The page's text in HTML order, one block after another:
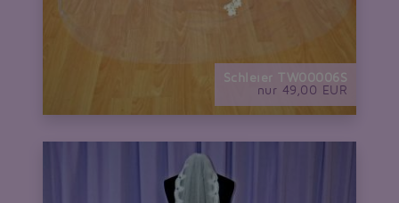
Schleier TW00006S
nur 49,00 EUR